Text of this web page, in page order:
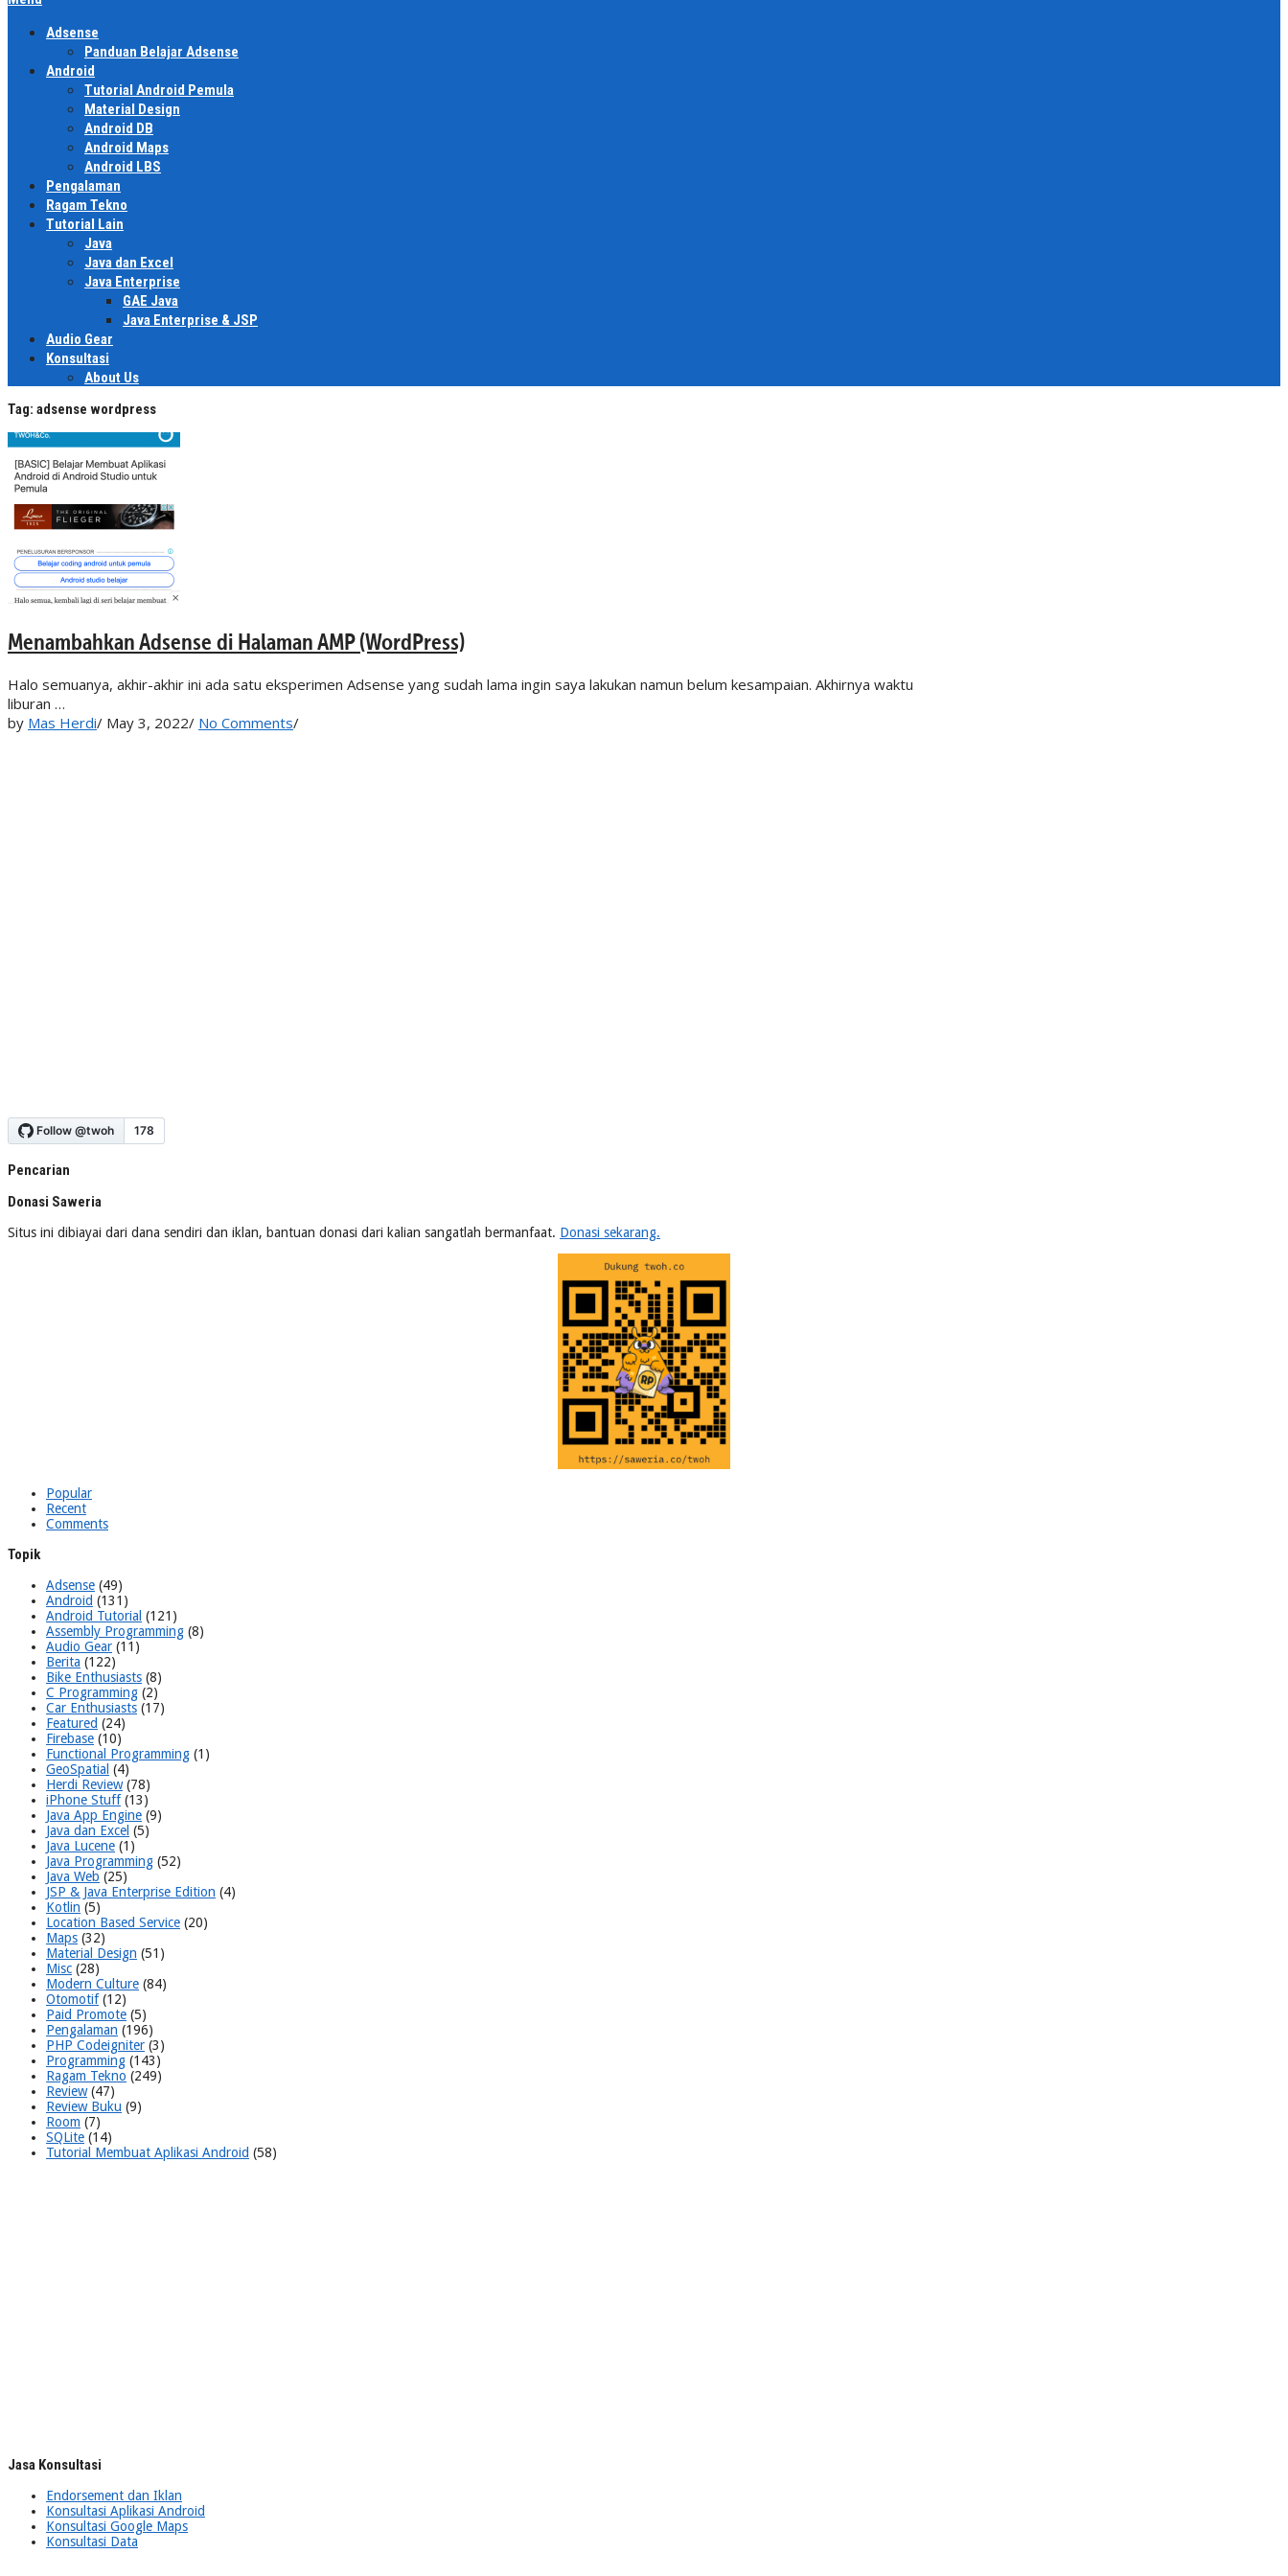
Adsense
Panduan Belajar Adsense
Android
Tutorial Android Pemula
Material Design
Android DB
Android Maps
Android LBS
Pengalaman
Ragam Tekno
Tutorial Lain
Java
Java dan Excel
Java Enterprise
GAE Java
Java Enterprise & JSP
Audio Gear
Konsultasi
About Us
Tag: adsense wordpress
Menambahkan Adsense di Halaman AMP (WordPress)
Halo semuanya, akhir-akhir ini ada satu eksperimen Adsense yang sudah lama ingin saya lakukan namun belum kesampaian. Akhirnya waktu
liburan …
by Mas Herdi/ May 3, 2022/ No Comments/
Pencarian
Donasi Saweria
Situs ini dibiayai dari dana sendiri dan iklan, bantuan donasi dari kalian sangatlah bermanfaat. Donasi sekarang.
Popular
Recent
Comments
Topik
Adsense (49)
Android (131)
Android Tutorial (121)
Assembly Programming (8)
Audio Gear (11)
Berita (122)
Bike Enthusiasts (8)
C Programming (2)
Car Enthusiasts (17)
Featured (24)
Firebase (10)
Functional Programming (1)
GeoSpatial (4)
Herdi Review(78)
iPhone Stuff(13)
Java App Engine (9)
Java dan Excel (5)
Java Lucene (1)
Java Programming (52)
Java Web (25)
JSP & Java Enterprise Edition (4)
Kotlin (5)
Location Based Service (20)
Maps (32)
Material Design (51)
Misc (28)
Modern Culture (84)
Otomotif(12)
Paid Promote (5)
Pengalaman (196)
PHP Codeigniter (3)
Programming (143)
Ragam Tekno (249)
Review(47)
Review Buku (9)
Room (7)
SQLite (14)
Tutorial Membuat Aplikasi Android (58)
Jasa Konsultasi
Endorsement dan Iklan
Konsultasi Aplikasi Android
Konsultasi Google Maps
Konsultasi Data